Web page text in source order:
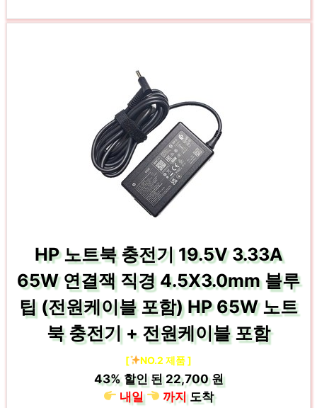
HP 노트북 충전기 19.5V 3.33A
65W 연결잭 직경 4.5X3.0mm 블루
팁 (전원케이블 포함) HP 65W 노트
북 충전기 + 전원케이블 포함
[ NO.2 제품 ]
43%할인 된22,700 원
내일
까지도착